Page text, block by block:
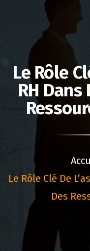
Le Rôle
RH
Le Rôle Clé De
Des